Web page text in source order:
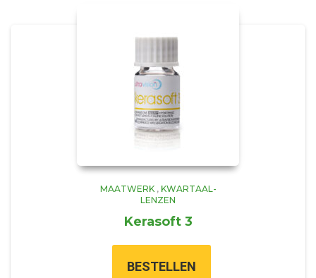
MAATWERK, KWARTAAL-
LENZEN
Kerasoft 3
BESTELLEN